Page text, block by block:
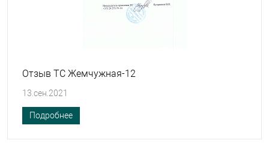
Отзыв ТС Жемчужная-12
13.сен.2021
Подробнее